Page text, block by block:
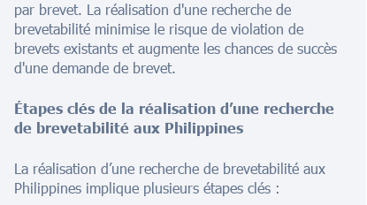
par brevet. La réalisation d'une recherche de
brevetabilité minimise le risque de violation de
brevets existants et augmente les chances de succès
d'une demande de brevet.
Étapes clés de la réalisation d’une recherche
de brevetabilité aux Philippines
La réalisation d’une recherche de brevetabilité aux
Philippines implique plusieurs étapes clés :